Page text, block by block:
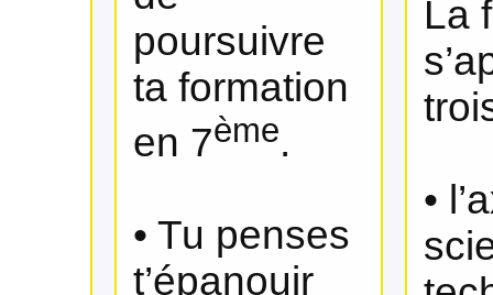
poursuivre
ta formation
en 7ème.
• Tu penses
t’épanouir
La
•